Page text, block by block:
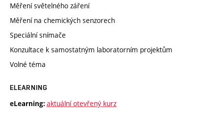
Měření světelného záření
Měření na chemických senzorech
Speciální snímače
Konzultace k samostatným laboratorním projektům
Volné téma
ELEARNING
eLearning: aktuální otevřený kurz